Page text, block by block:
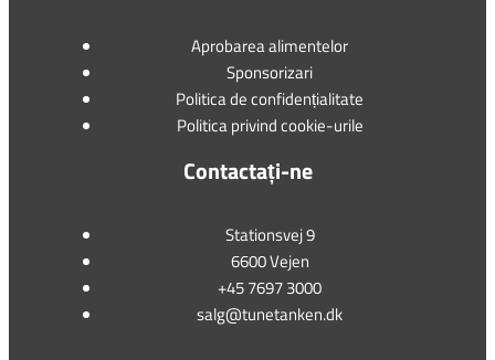
Aprobarea alimentelor
Sponsorizari
Politica de confidențialitate
Politica privind cookie-urile
Contactați-ne
Stationsvej 9
6600 Vejen
+45 7697 3000
salg@tunetanken.dk